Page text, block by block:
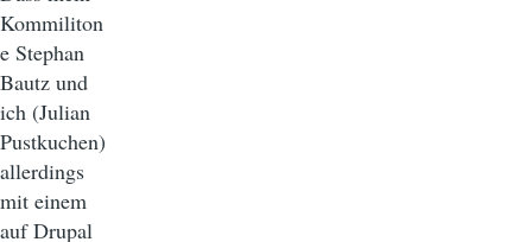
Kommiliton
e Stephan
Bautz und
ich (Julian
Pustkuchen)
allerdings
mit einem
auf Drupal